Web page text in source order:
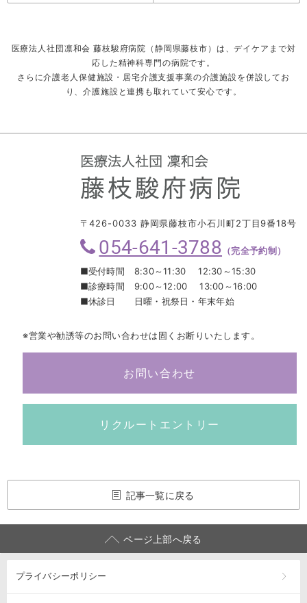
医療法人社団凛和会 藤枝駿府病院（静岡県藤枝市）は、デイケアまで対
応した精神科専門の病院です。
さらに介護老人保健施設・居宅介護支援事業の介護施設を併設してお
り、介護施設と連携も取れていて安心です。
〒426-0033 静岡県藤枝市小石川町2丁目9番18号
054-641-3788
（完全予約制）
■受付時間
8:30～11:30 12:30～15:30
■診療時間
9:00～12:00 13:00～16:00
■休診日
日曜・祝祭日・年末年始
※営業や勧誘等のお問い合わせは固くお断りいたします。
お問い合わせ
リクルートエントリー
記事一覧に戻る
ページ上部へ戻る
プライバシーポリシー